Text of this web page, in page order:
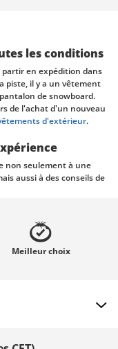
les conditions
en expédition dans
piste, il y a un vêtement
de snowboard.
de l'achat d'un nouveau
d'extérieur.
non seulement à une
aussi à des conseils de
styles
généralement les
Super tendance et
Meilleurchoix